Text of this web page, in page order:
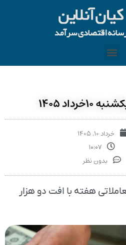
۱۴۰۵
خرداد ۱۰, ۱۴۰۵
۱۰:۰۷
بدون نظر
هفته با افت دو هزار